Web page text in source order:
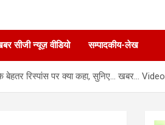
सीजी न्यूज़ वीडियो सम्पादकीय-लेख
बेहतर रिस्पांस पर क्या कहा, सुनिए… खबर… Video